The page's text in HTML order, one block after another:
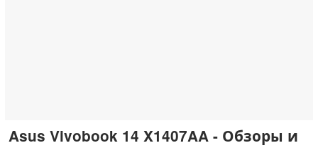
Asus Vivobook 14 X1407AA - Обзоры и